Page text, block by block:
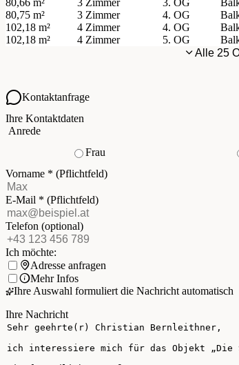
80,75 m²
3 Zimmer 4. OG
102,18 m²
4 Zimmer 4. OG
102,18 m²
4 Zimmer 5. OG
Alle 25
Kontaktanfrage
Ihre Kontaktdaten
Anrede
Frau
Vorname * (Pflichtfeld)
E-Mail * (Pflichtfeld)
Telefon (optional)
Ich möchte:
Adresse anfragen
Mehr Infos
Ihre Auswahl formuliert die Nachricht automatisch
Ihre Nachricht